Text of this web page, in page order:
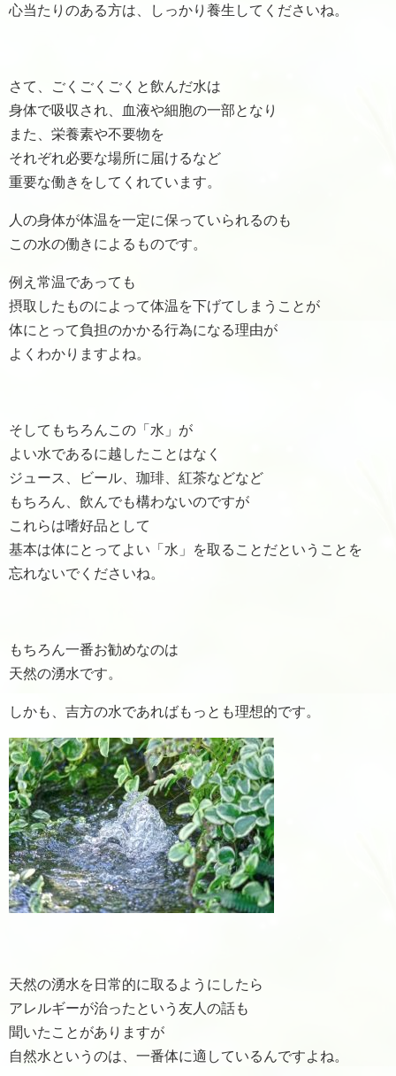
心当たりのある方は、しっかり養生してくださいね。
さて、ごくごくごくと飲んだ水は
身体で吸収され、血液や細胞の一部となり
また、栄養素や不要物を
それぞれ必要な場所に届けるなど
重要な働きをしてくれています。
人の身体が体温を一定に保っていられるのも
この水の働きによるものです。
例え常温であっても
摂取したものによって体温を下げてしまうことが
体にとって負担のかかる行為になる理由が
よくわかりますよね。
そしてもちろんこの「水」が
よい水であるに越したことはなく
ジュース、ビール、珈琲、紅茶などなど
もちろん、飲んでも構わないのですが
これらは嗜好品として
基本は体にとってよい「水」を取ることだということを
忘れないでくださいね。
もちろん一番お勧めなのは
天然の湧水です。
しかも、吉方の水であればもっとも理想的です。
天然の湧水を日常的に取るようにしたら
アレルギーが治ったという友人の話も
聞いたことがありますが
自然水というのは、一番体に適しているんですよね。